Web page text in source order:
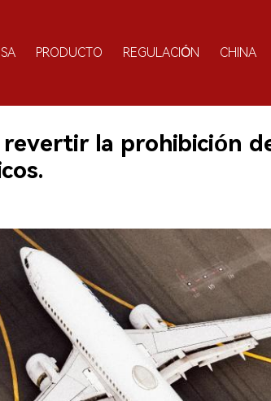
PRODUCTO REGULACIÓN CHINA
la prohibición